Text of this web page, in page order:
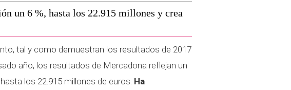
un 6 %, hasta los 22.915 millones y crea
tal y como demuestran los resultados de 2017
año, los resultados de Mercadona reflejan un
los 22.915 millones de euros. Ha